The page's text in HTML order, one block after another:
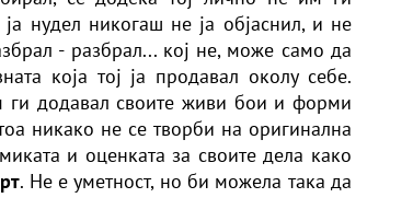
нудел никогаш не ја објаснил, и не
- разбрал... кој не, може само да
која тој ја продавал околу себе.
ги додавал своите живи бои и форми
никако не се творби на оригинална
и оценката за своите дела како
. Не е уметност, но би можела така да